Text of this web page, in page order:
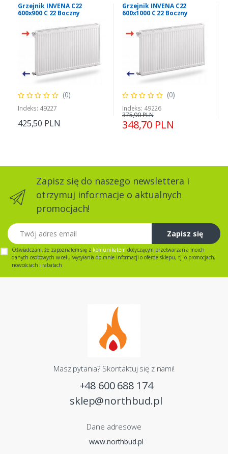
Grzejnik INVENA C22
600x900 C 22 Boczny
(0)
Indeks: 49227
425,50 PLN
Grzejnik INVENA C22
600x1000 C 22 Boczny
(0)
Indeks: 49226
348,70 PLN
375,90 PLN
Zapisz się do naszego newslettera i
otrzymuj informacje o aktualnych
promocjach!
Twój adres email
Zapisz się
Oświadczam, że zapoznałem się z komunikatem dotyczącym przetwarzania moich
danych osobowych w celu wysyłania do mnie informacji o ofercie sklepu, tj. o promocjach,
nowościach i rabatach
Masz pytania? Skontaktuj się z nami!
+48 600 688 174
sklep@northbud.pl
Dane adresowe
www.northbud.pl